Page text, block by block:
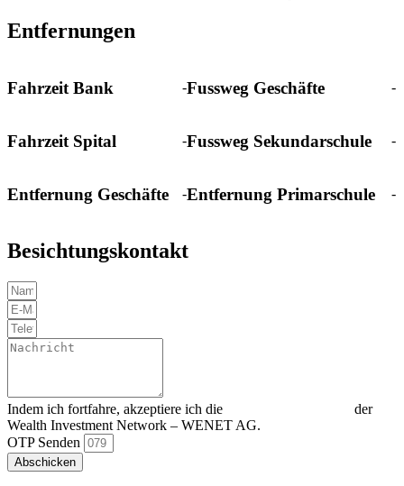
Entfernungen
Fahrzeit Bank -Fussweg Geschäfte -
Fahrzeit Spital -Fussweg Sekundarschule -
Entfernung Geschäfte -Entfernung Primarschule -
Besichtungskontakt
Indem ich fortfahre, akzeptiere ich die
der
Wealth Investment Network – WENET AG.
OTP Senden
Abschicken